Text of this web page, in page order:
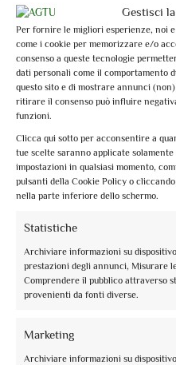
Gestisci
Per fornire le migliori esperienze, noi
come i cookie per memorizzare e/o
consenso a queste tecnologie
dati personali come il comportamento
questo sito e di mostrare annunci
ritirare il consenso può influire
funzioni.
Clicca qui sotto per acconsentire a
tue scelte saranno applicate
impostazioni in qualsiasi momento,
pulsanti della Cookie Policy o
nella parte inferiore dello schermo.
Statistiche
Archiviare informazioni su
prestazioni degli annunci, Misurare
Comprendere il pubblico attraverso
provenienti da fonti diverse.
Marketing
Archiviare informazioni su
dall’antichità e
ogni anno ad
Mostra Mercato
I nostri Tour
Tour guidati
I nostri
Tour